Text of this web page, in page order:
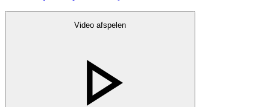
Video afspelen